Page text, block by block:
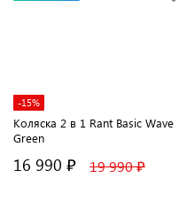
-15%
Коляска 2 в 1 Rant Basic Wave
Green
16 990 ₽ 19 990 ₽